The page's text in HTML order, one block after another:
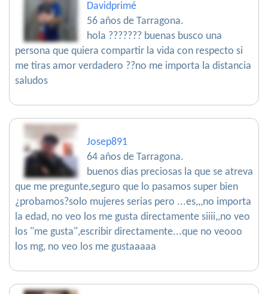
Davidprimé
56 años de Tarragona.
hola ??????? buenas busco una
persona que quiera compartir la vida con respecto si
me tiras amor verdadero ??no me importa la distancia
saludos
Josep891
64 años de Tarragona.
buenos dias preciosas la que se atreva
que me pregunte,seguro que lo pasamos super bien
¿probamos?solo mujeres serias pero ...es,,,no importa
la edad, no veo los me gusta directamente siiii,,no veo
los "me gusta",escribir directamente...que no veooo
los mg, no veo los me gustaaaaa